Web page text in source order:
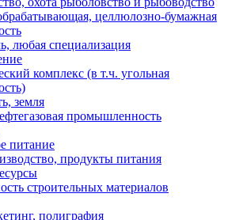
целлюлозно-бумажная
любая специализация
комплекс (в т.ч. угольная
земля
промышленность
питание
продукты питания
строительных материалов
полиграфия